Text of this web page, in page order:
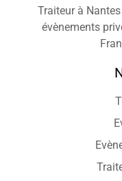
Traiteur à
évènements